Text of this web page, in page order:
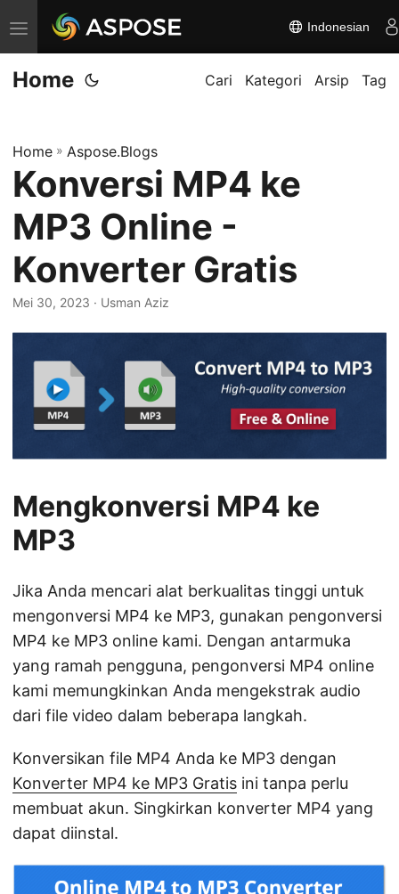
A
l
i
a
n
a
v
i
g
a
Indonesian
Home Cari Kategori Arsip Tag
Home » Aspose.Blogs
Konversi MP4 ke
MP3 Online -
Konverter Gratis
Mei 30, 2023 · Usman Aziz
Mengkonversi MP4 ke
MP3
Jika Anda mencari alat berkualitas tinggi untuk
mengonversi MP4 ke MP3, gunakan pengonversi
MP4 ke MP3 online kami. Dengan antarmuka
yang ramah pengguna, pengonversi MP4 online
kami memungkinkan Anda mengekstrak audio
dari file video dalam beberapa langkah.
Konversikan file MP4 Anda ke MP3 dengan
Konverter MP4 ke MP3 Gratis ini tanpa perlu
membuat akun. Singkirkan konverter MP4 yang
dapat diinstal.